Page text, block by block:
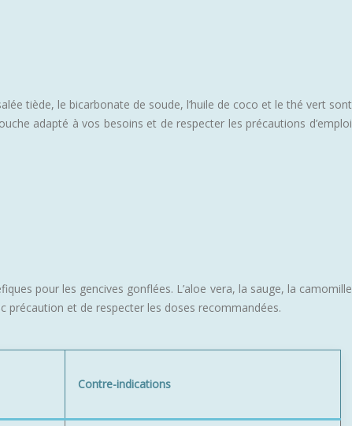
tiède, le bicarbonate de soude, l’huile de coco et le thé vert sont
adapté à vos besoins et de respecter les précautions d’emploi
pour les gencives gonflées. L’aloe vera, la sauge, la camomille
précaution et de respecter les doses recommandées.
Contre-indications